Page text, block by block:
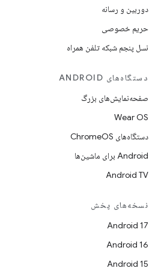
دوربین و رسانه
حریم خصوصی
نسل پنجم شبکه تلفن همراه
دستگاه‌های ANDROID
صفحه‌نمایش‌های بزرگ
Wear OS
دستگاه‌های ChromeOS
Android برای ماشین‌ها
Android TV
نسخه‌های پخش
Android 17
Android 16
Android 15